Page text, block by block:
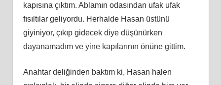
kapısına çıktım. Ablamın odasından ufak ufak
fısıltılar geliyordu. Herhalde Hasan üstünü
giyiniyor, çıkıp gidecek diye düşünürken
dayanamadım ve yine kapılarının önüne gittim.
Anahtar deliğinden baktım ki, Hasan halen